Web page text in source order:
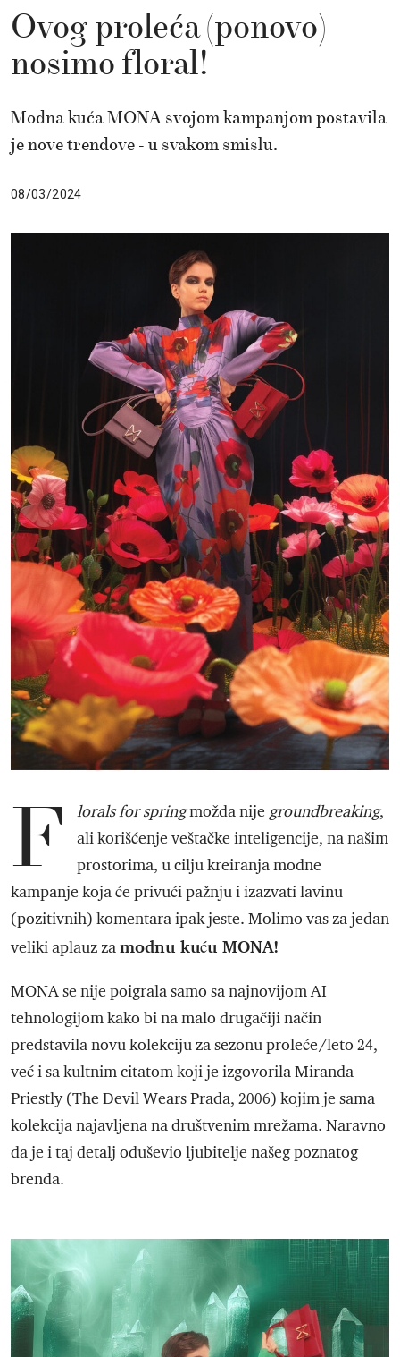
Ovog proleća (ponovo)
nosimo floral!
Modna kuća MONA svojom kampanjom postavila
je nove trendove - u svakom smislu.
08/03/2024
F lorals for springmožda nije groundbreaking,
ali korišćenje veštačke inteligencije, na našim
prostorima, u cilju kreiranja modne
kampanje koja će privući pažnju i izazvati lavinu
(pozitivnih) komentara ipak jeste. Molimo vas za jedan
veliki aplauz zamodnu kuću MONA!
MONA se nije poigrala samo sa najnovijom AI
tehnologijom kako bi na malo drugačiji način
predstavila novu kolekciju za sezonu proleće/leto 24,
već i sa kultnim citatom koji je izgovorila Miranda
Priestly (The Devil Wears Prada, 2006) kojim je sama
kolekcija najavljena na društvenim mrežama. Naravno
da je i taj detalj oduševio ljubitelje našeg poznatog
brenda.